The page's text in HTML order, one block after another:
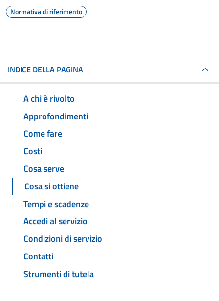
Normativa di riferimento
INDICE DELLA PAGINA
A chi è rivolto
Approfondimenti
Come fare
Costi
Cosa serve
Cosa si ottiene
Tempi e scadenze
Accedi al servizio
Condizioni di servizio
Contatti
Strumenti di tutela